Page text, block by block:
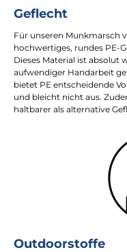
Geflecht
Für unseren Munkmarsch
hochwertiges, rundes PE-
Dieses Material ist absolut
aufwendiger Handarbeit
bietet PE entscheidende
und bleicht nicht aus.
haltbarer als alternative
Outdoorstoffe